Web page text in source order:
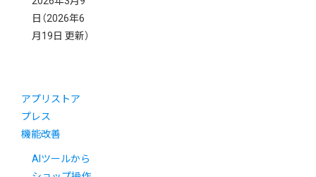
日 （2026年6
月19日 更新）
アプリストア
プレス
機能改善
AIツールから